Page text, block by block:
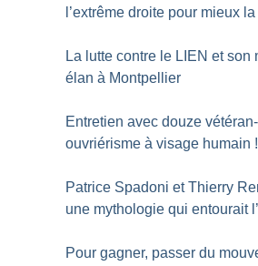
l’extrême droite pour mieux
La lutte contre le LIEN et
élan à Montpellier
Entretien avec douze
ouvriérisme à visage humain !
Patrice Spadoni et Thierry
une mythologie qui entourait
Pour gagner, passer du